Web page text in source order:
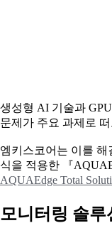
생성형 AI 기술과
문제가 주요 과제로
엠키스코어는 이를 해
식을 적용한 『
AQUAEdge Total
모니터링 솔